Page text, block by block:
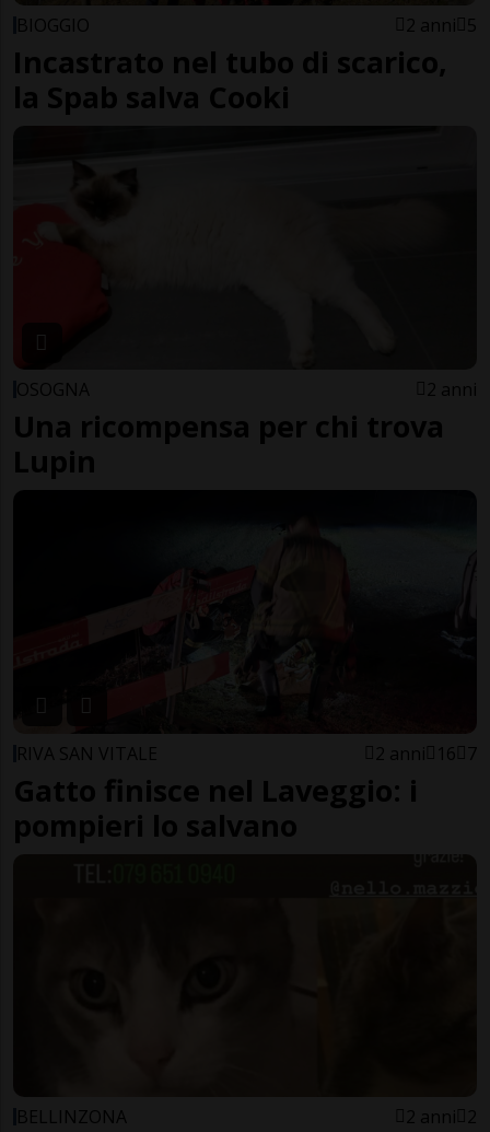
BIOGGIO 2 anni 5
Incastrato nel tubo di scarico,
la Spab salva Cooki
OSOGNA 2 anni
Una ricompensa per chi trova
Lupin
RIVA SAN VITALE 2 anni 16 7
Gatto finisce nel Laveggio: i
pompieri lo salvano
BELLINZONA 2 anni 2